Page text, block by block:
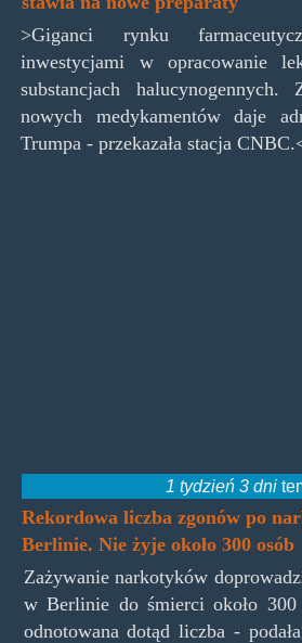
>Giganci rynku
inwestycjami w opracowanie
substancjach halucynogennych.
nowych medykamentów daje
Trumpa - przekazała stacja
1 tydzień 3 dni
Rekordowa liczba zgonów po
Berlinie. Nie żyje około 300 osób
Zażywanie narkotyków
w Berlinie do śmierci około 300
odnotowana dotąd liczba -